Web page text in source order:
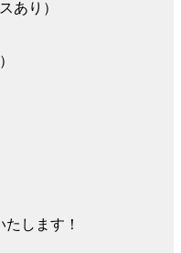
あり）
します！